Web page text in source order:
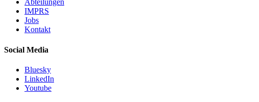
Abteilungen
IMPRS
Jobs
Kontakt
Social Media
Bluesky
LinkedIn
Youtube